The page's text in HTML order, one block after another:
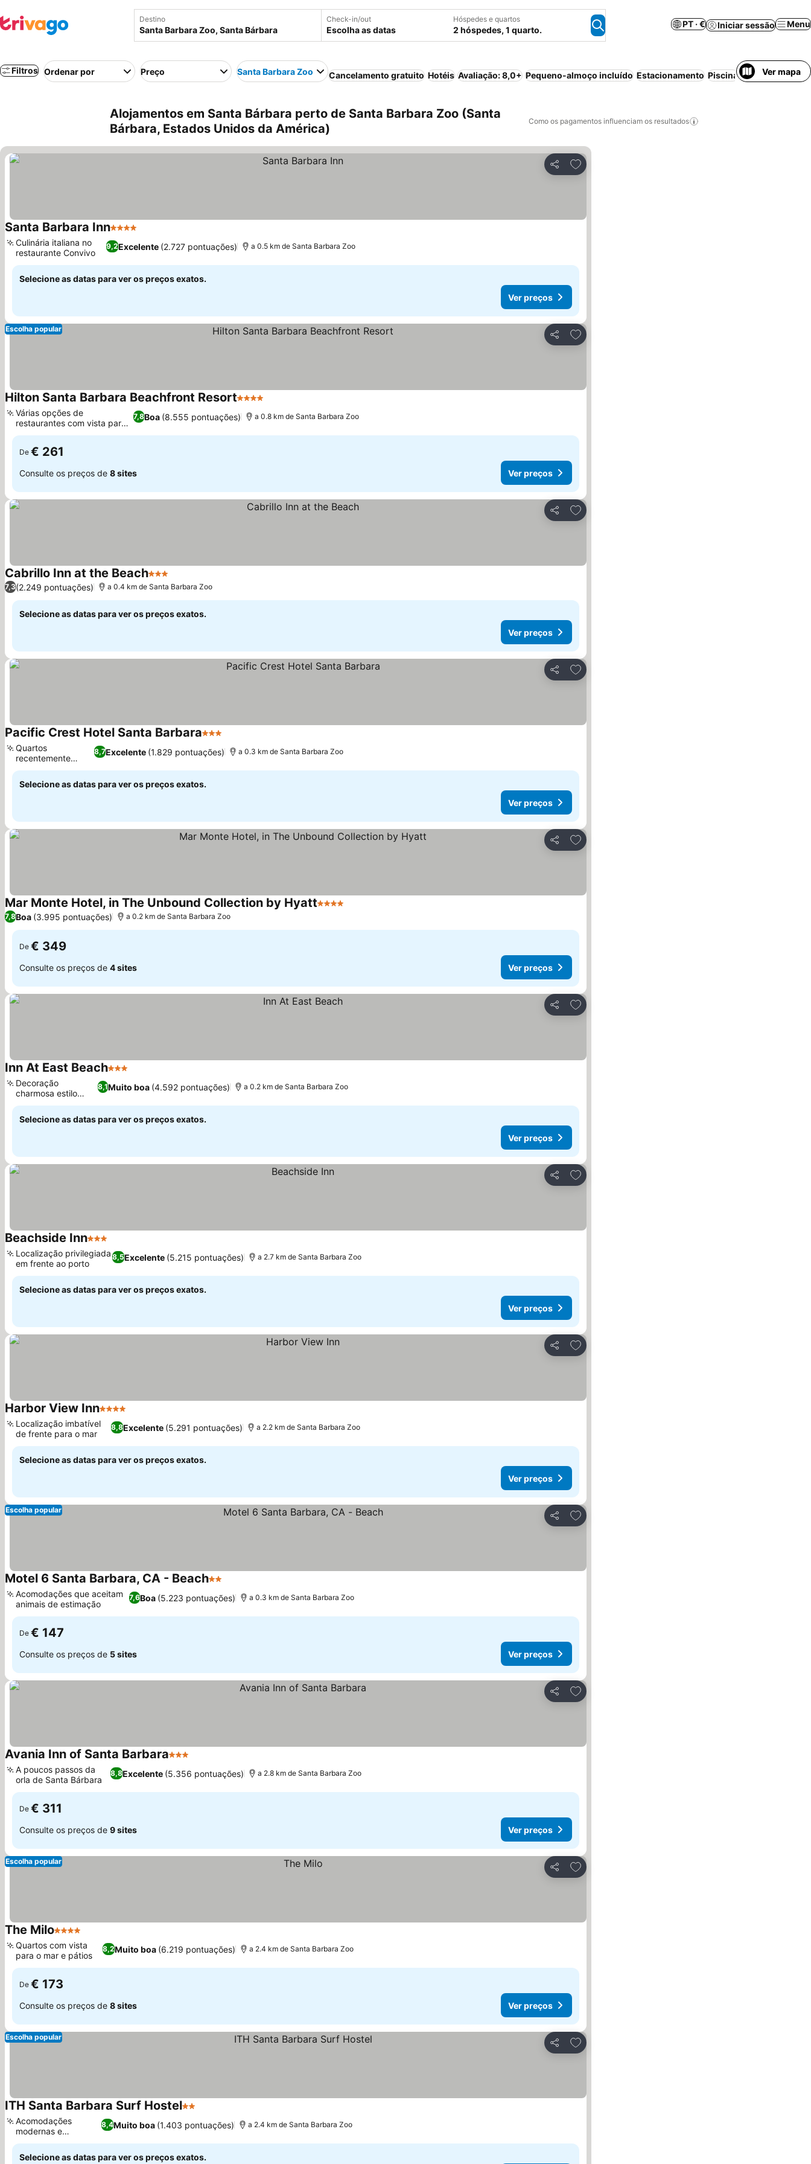
Destino Check-in/out
Escolha as datas
Hóspedes e quartos
2 hóspedes, 1 quarto.
PT · € Iniciar sessão Menu
Filtros Ordenar por Preço Santa Barbara Zoo Cancelamento gratuito Hotéis Avaliação: 8,0+ Pequeno-almoço incluído Estacionamento Piscina Praia Animais
Ver mapa
Alojamentos em Santa Bárbara perto de Santa Barbara Zoo (Santa
Bárbara, Estados Unidos da América)
Como os pagamentos influenciam os resultados
Partilhar
Adicionar aos favoritos
Santa Barbara Inn4 Estrelas
9,2Excelente (2.727 pontuações)
Culinária italiana no
restaurante Convivo
a 0.5 km de Santa Barbara Zoo
Selecione as datas para ver os preços exatos.
Ver preços
Partilhar
Adicionar aos favoritos
Escolha popular
Hilton Santa Barbara Beachfront Resort4 Estrelas
7,8Boa (8.555 pontuações)
Várias opções de
restaurantes com vista para
o mar
a 0.8 km de Santa Barbara Zoo
De € 261
Consulte os preços de 8 sites Ver preços
Partilhar
Adicionar aos favoritos
Cabrillo Inn at the Beach3 Estrelas
7,3(2.249 pontuações) a 0.4 km de Santa Barbara Zoo
Selecione as datas para ver os preços exatos.
Ver preços
Partilhar
Adicionar aos favoritos
Pacific Crest Hotel Santa Barbara3 Estrelas
8,7Excelente (1.829 pontuações)
Quartos
recentemente
renovados
a 0.3 km de Santa Barbara Zoo
Selecione as datas para ver os preços exatos.
Ver preços
Partilhar
Adicionar aos favoritos
Mar Monte Hotel, in The Unbound Collection by Hyatt4 Estrelas
7,8Boa (3.995 pontuações) a 0.2 km de Santa Barbara Zoo
De € 349
Consulte os preços de 4 sites Ver preços
Partilhar
Adicionar aos favoritos
Inn At East Beach3 Estrelas
8,1Muito boa (4.592 pontuações)
Decoração
charmosa estilo
anos 50
a 0.2 km de Santa Barbara Zoo
Selecione as datas para ver os preços exatos.
Ver preços
Partilhar
Adicionar aos favoritos
Beachside Inn3 Estrelas
8,5Excelente (5.215 pontuações)
Localização privilegiada
em frente ao porto
a 2.7 km de Santa Barbara Zoo
Selecione as datas para ver os preços exatos.
Ver preços
Partilhar
Adicionar aos favoritos
Harbor View Inn4 Estrelas
8,8Excelente (5.291 pontuações)
Localização imbatível
de frente para o mar
a 2.2 km de Santa Barbara Zoo
Selecione as datas para ver os preços exatos.
Ver preços
Partilhar
Adicionar aos favoritos
Escolha popular
Motel 6 Santa Barbara, CA - Beach2 Estrelas
7,6Boa (5.223 pontuações)
Acomodações que aceitam
animais de estimação
a 0.3 km de Santa Barbara Zoo
De € 147
Consulte os preços de 5 sites Ver preços
Partilhar
Adicionar aos favoritos
Avania Inn of Santa Barbara3 Estrelas
8,8Excelente (5.356 pontuações)
A poucos passos da
orla de Santa Bárbara
a 2.8 km de Santa Barbara Zoo
De € 311
Consulte os preços de 9 sites Ver preços
Partilhar
Adicionar aos favoritos
Escolha popular
The Milo4 Estrelas
8,2Muito boa (6.219 pontuações)
Quartos com vista
para o mar e pátios
a 2.4 km de Santa Barbara Zoo
De € 173
Consulte os preços de 8 sites Ver preços
Partilhar
Adicionar aos favoritos
Escolha popular
ITH Santa Barbara Surf Hostel2 Estrelas
8,4Muito boa (1.403 pontuações)
Acomodações
modernas e
renovadas
a 2.4 km de Santa Barbara Zoo
Selecione as datas para ver os preços exatos.